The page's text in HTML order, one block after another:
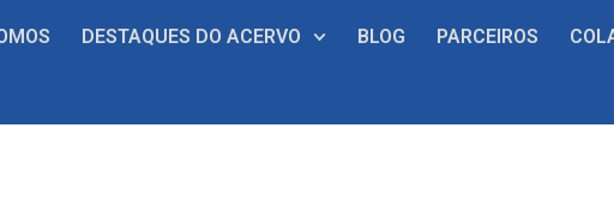
DESTAQUES DO ACERVO BLOG PARCEIROS